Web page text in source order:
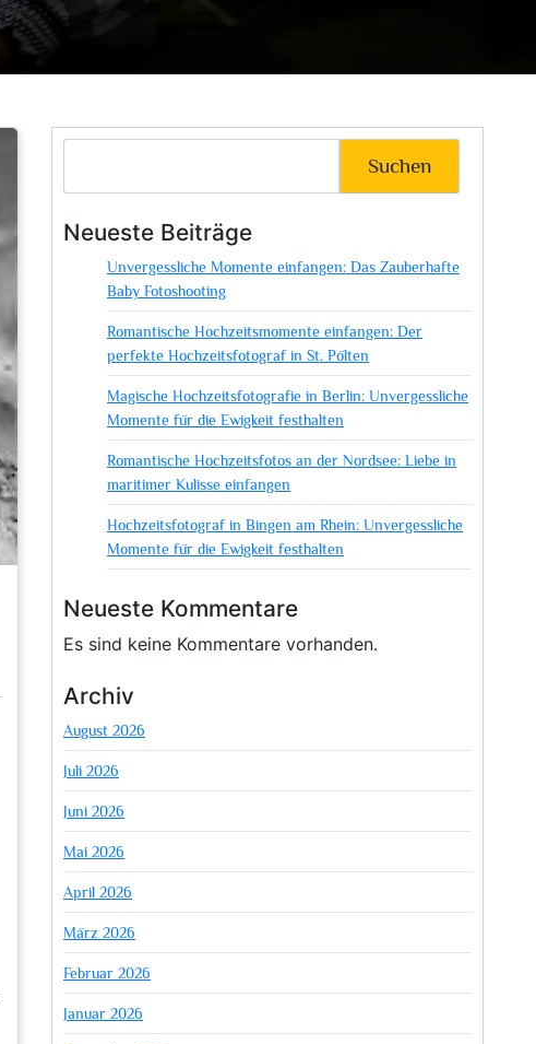
Suchen
Neueste Beiträge
Unvergessliche Momente einfangen: Das Zauberhafte
Baby Fotoshooting
Romantische Hochzeitsmomente einfangen: Der
perfekte Hochzeitsfotograf in St. Pölten
Magische Hochzeitsfotografie in Berlin: Unvergessliche
Momente für die Ewigkeit festhalten
Romantische Hochzeitsfotos an der Nordsee: Liebe in
maritimer Kulisse einfangen
Hochzeitsfotograf in Bingen am Rhein: Unvergessliche
Momente für die Ewigkeit festhalten
Neueste Kommentare
Es sind keine Kommentare vorhanden.
Archiv
August 2026
Juli 2026
Juni 2026
Mai 2026
April 2026
März 2026
Februar 2026
Januar 2026